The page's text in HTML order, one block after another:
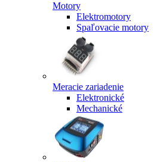
Motory
Elektromotory
Spaľovacie motory
Meracie zariadenie
Elektronické
Mechanické